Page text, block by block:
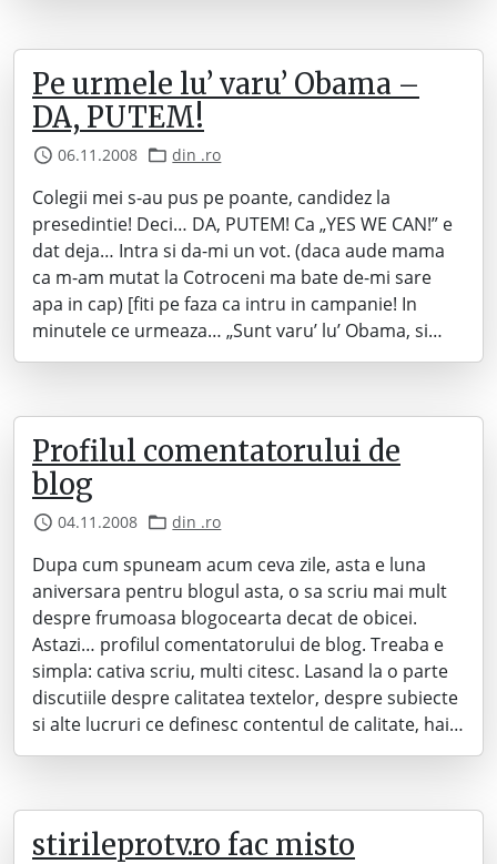
Pe urmele lu’ varu’ Obama –
DA, PUTEM!
06.11.2008 din .ro
Colegii mei s-au pus pe poante, candidez la
presedintie! Deci… DA, PUTEM! Ca „YES WE CAN!” e
dat deja… Intra si da-mi un vot. (daca aude mama
ca m-am mutat la Cotroceni ma bate de-mi sare
apa in cap) [fiti pe faza ca intru in campanie! In
minutele ce urmeaza… „Sunt varu’ lu’ Obama, si…
Profilul comentatorului de
blog
04.11.2008 din .ro
Dupa cum spuneam acum ceva zile, asta e luna
aniversara pentru blogul asta, o sa scriu mai mult
despre frumoasa blogocearta decat de obicei.
Astazi… profilul comentatorului de blog. Treaba e
simpla: cativa scriu, multi citesc. Lasand la o parte
discutiile despre calitatea textelor, despre subiecte
si alte lucruri ce definesc contentul de calitate, hai…
stirileprotv.ro fac misto